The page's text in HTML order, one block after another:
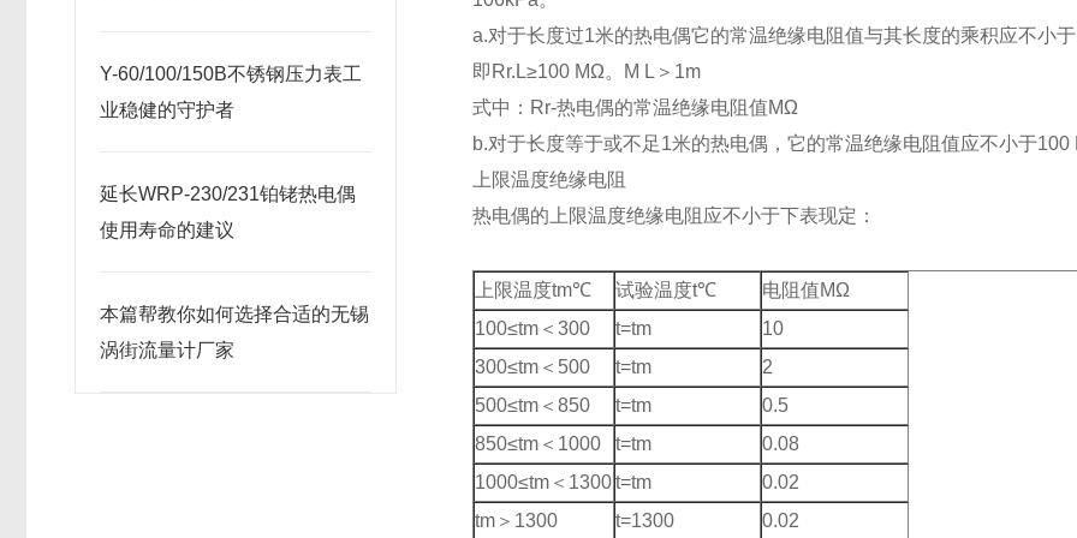
Y-60/100/150B不锈钢压力表工
业稳健的守护者
延长WRP-230/231铂铑热电偶
使用寿命的建议
本篇帮教你如何选择合适的无锡
涡街流量计厂家
a.对于长度过1米的热电偶它的常温绝缘电阻值与其长度的乘积应不小
即Rr.L≥100 MΩ。M L＞1m
式中：Rr-热电偶的常温绝缘电阻值MΩ
b.对于长度等于或不足1米的热电偶，它的常温绝缘电阻值应不小于100
上限温度绝缘电阻
热电偶的上限温度绝缘电阻应不小于下表现定：
上限温度tm℃ 试验温度t℃
电阻值MΩ
100≤tm＜300
t=tm
10
300≤tm＜500
t=tm
2
500≤tm＜850
t=tm
0.5
850≤tm＜1000
t=tm
0.08
1000≤tm＜1300t=tm
0.02
tm＞1300
t=1300 0.02